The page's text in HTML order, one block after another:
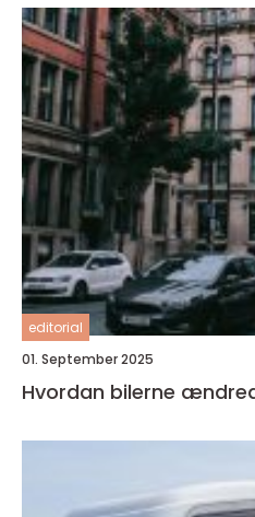
editorial
01. September 2025
Hvordan bilerne